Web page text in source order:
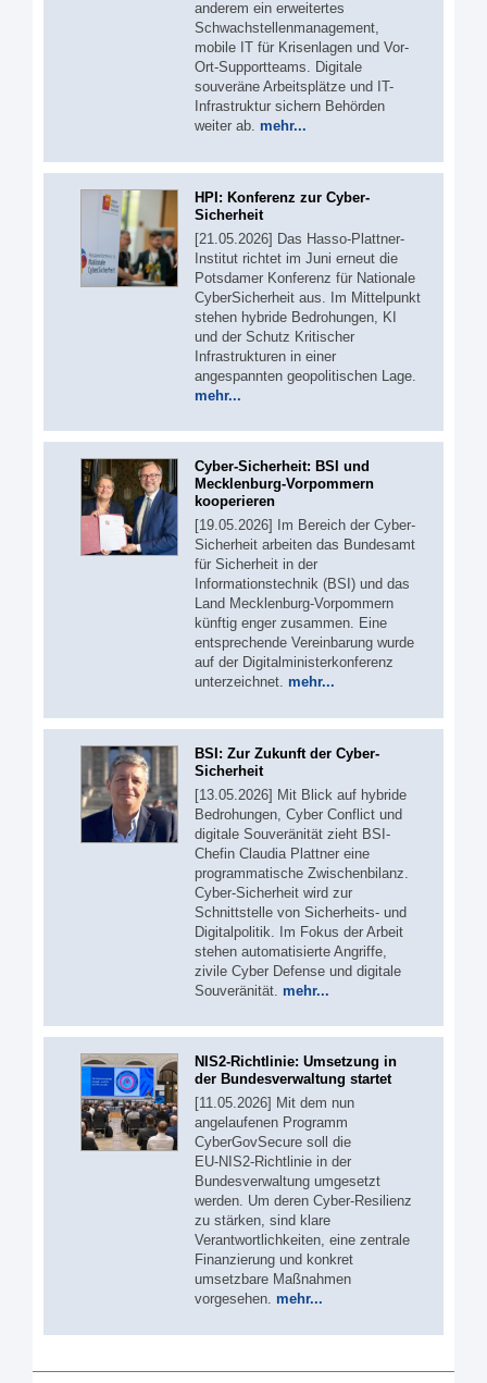
anderem ein erweitertes
Schwachstellenmanagement,
mobile IT für Krisenlagen und Vor-
Ort-Supportteams. Digitale
souveräne Arbeitsplätze und IT-
Infrastruktur sichern Behörden
weiter ab. mehr...
HPI: Konferenz zur Cyber-
Sicherheit
[21.05.2026] Das Hasso-Plattner-
Institut richtet im Juni erneut die
Potsdamer Konferenz für Nationale
CyberSicherheit aus. Im Mittelpunkt
stehen hybride Bedrohungen, KI
und der Schutz Kritischer
Infrastrukturen in einer
angespannten geopolitischen Lage.
mehr...
Cyber-Sicherheit: BSI und
Mecklenburg-Vorpommern
kooperieren
[19.05.2026] Im Bereich der Cyber-
Sicherheit arbeiten das Bundesamt
für Sicherheit in der
Informationstechnik (BSI) und das
Land Mecklenburg-Vorpommern
künftig enger zusammen. Eine
entsprechende Vereinbarung wurde
auf der Digitalministerkonferenz
unterzeichnet. mehr...
BSI: Zur Zukunft der Cyber-
Sicherheit
[13.05.2026] Mit Blick auf hybride
Bedrohungen, Cyber Conflict und
digitale Souveränität zieht BSI-
Chefin Claudia Plattner eine
programmatische Zwischenbilanz.
Cyber-Sicherheit wird zur
Schnittstelle von Sicherheits- und
Digitalpolitik. Im Fokus der Arbeit
stehen automatisierte Angriffe,
zivile Cyber Defense und digitale
Souveränität. mehr...
NIS2-Richtlinie: Umsetzung in
der Bundesverwaltung startet
[11.05.2026] Mit dem nun
angelaufenen Programm
CyberGovSecure soll die
EU‑NIS2‑Richtlinie in der
Bundesverwaltung umgesetzt
werden. Um deren Cyber-Resilienz
zu stärken, sind klare
Verantwortlichkeiten, eine zentrale
Finanzierung und konkret
umsetzbare Maßnahmen
vorgesehen. mehr...